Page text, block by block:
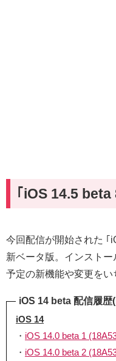
｢iOS 14.5
今回配信が開始された ｢
新ベータ版。インスト
予定の新機能や変更をい
iOS 14 beta 配信履歴
iOS 14
・ iOS 14.0 beta 1
・ iOS 14.0 beta 2